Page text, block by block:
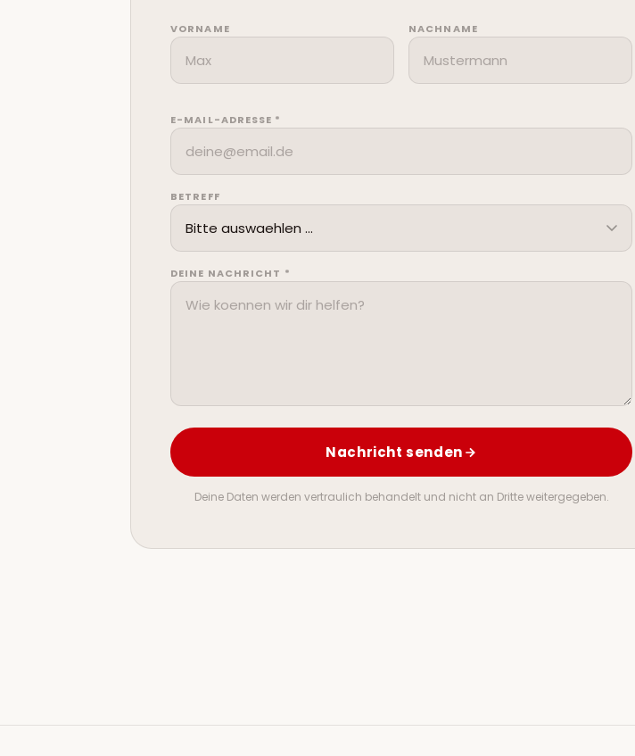
VORNAME NACHNAME
E-MAIL-ADRESSE *
BETREFF
DEINE NACHRICHT *
Nachricht senden
Deine Daten werden vertraulich behandelt und nicht an Dritte weitergegeben.